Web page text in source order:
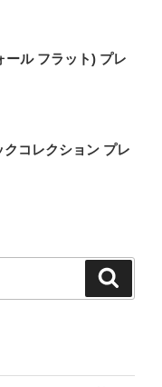
ル フラット) プレ
コレクション プレ